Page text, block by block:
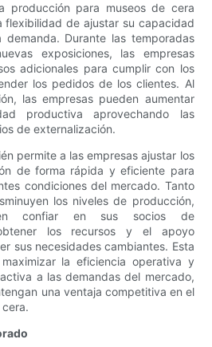
producción para museos de cera
flexibilidad de ajustar su capacidad
Durante las temporadas
exposiciones, las empresas
adicionales para cumplir con los
los pedidos de los clientes. Al
las empresas pueden aumentar
productiva aprovechando las
de externalización.
permite a las empresas ajustar los
de forma rápida y eficiente para
condiciones del mercado. Tanto
los niveles de producción,
confiar en sus socios de
los recursos y el apoyo
sus necesidades cambiantes. Esta
la eficiencia operativa y
a las demandas del mercado,
una ventaja competitiva en el